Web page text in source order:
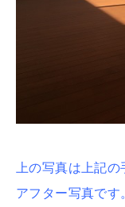
上の写真は上記
アフター写真です